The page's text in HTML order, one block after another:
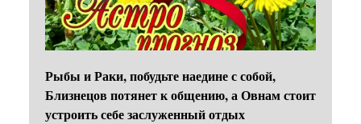
Рыбы и Раки, побудьте наедине с собой,
Близнецов потянет к общению, а Овнам стоит
устроить себе заслуженный отдых